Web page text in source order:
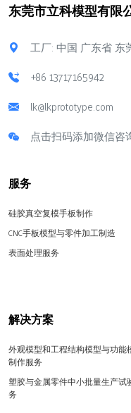
东莞市立科模型有限
工厂: 中国 广东省 东
+86 13717165942
lk@lkprototype.com
点击扫码添加微信咨
服务
硅胶真空复模手板制作
CNC手板模型与零件加工制造
表面处理服务
解决方案
外观模型和工程结构模型与功能
制作服务
塑胶与金属零件中小批量生产试
务